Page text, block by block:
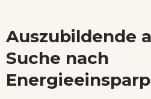
Auszubildende
Suche nach